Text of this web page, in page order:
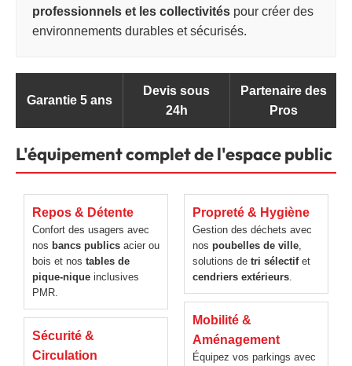
professionnels et les collectivités pour créer des
environnements durables et sécurisés.
Garantie 5 ans
Devis sous
24h
Partenaire des
Pros
L'équipement complet de l'espace public
Repos & Détente
Confort des usagers avec
nos bancs publics acier ou
bois et nos tables de
pique-nique inclusives
PMR.
Sécurité &
Circulation
Propreté & Hygiène
Gestion des déchets avec
nos poubelles de ville,
solutions de tri sélectifet
cendriers extérieurs.
Mobilité &
Aménagement
Équipez vos parkings avec